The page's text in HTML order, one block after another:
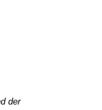
der